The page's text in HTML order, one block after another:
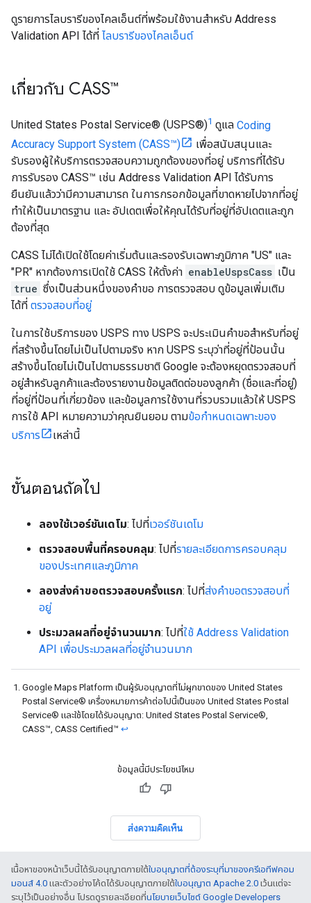
ดูรายการไลบรารีของไคลเอ็นต์ที่พร้อมใช้งานสำหรับ Address
Validation API ได้ที่ ไลบรารีของไคลเอ็นต์
เกี่ยวกับ CASS™
United States Postal Service® (USPS®)1 ดูแล Coding
Accuracy Support System (CASS™)
เพื่อสนับสนุนและ
รับรองผู้ให้บริการตรวจสอบความถูกต้องของที่อยู่ บริการที่ได้รับ
การรับรอง CASS™ เช่น Address Validation API ได้รับการ
ยืนยันแล้วว่ามีความสามารถ ในการกรอกข้อมูลที่ขาดหายไปจากที่อยู่
ทำให้เป็นมาตรฐาน และ อัปเดตเพื่อให้คุณได้รับที่อยู่ที่อัปเดตและถูก
ต้องที่สุด
CASS ไม่ได้เปิดใช้โดยค่าเริ่มต้นและรองรับเฉพาะภูมิภาค "US" และ
"PR" หากต้องการเปิดใช้ CASS ให้ตั้งค่า enableUspsCass เป็น
true ซึ่งเป็นส่วนหนึ่งของคำขอ การตรวจสอบ ดูข้อมูลเพิ่มเติม
ได้ที่ ตรวจสอบที่อยู่
ในการใช้บริการของ USPS ทาง USPS จะประเมินคำขอสำหรับที่อยู่
ที่สร้างขึ้นโดยไม่เป็นไปตามจริง หาก USPS ระบุว่าที่อยู่ที่ป้อนนั้น
สร้างขึ้นโดยไม่เป็นไปตามธรรมชาติ Google จะต้องหยุดตรวจสอบที่
อยู่สำหรับลูกค้าและต้องรายงานข้อมูลติดต่อของลูกค้า (ชื่อและที่อยู่)
ที่อยู่ที่ป้อนที่เกี่ยวข้อง และข้อมูลการใช้งานที่รวบรวมแล้วให้ USPS
การใช้ API หมายความว่าคุณยินยอม ตามข้อกำหนดเฉพาะของ
บริการ
เหล่านี้
ขั้นตอนถัดไป
ลองใช้เวอร์ชันเดโม: ไปที่เวอร์ชันเดโม
ตรวจสอบพื้นที่ครอบคลุม: ไปที่รายละเอียดการครอบคลุม
ของประเทศและภูมิภาค
ลองส่งคำขอตรวจสอบครั้งแรก: ไปที่ส่งคำขอตรวจสอบที่
อยู่
ประมวลผลที่อยู่จำนวนมาก: ไปที่ใช้ Address Validation
API เพื่อประมวลผลที่อยู่จำนวนมาก
Google Maps Platform เป็นผู้รับอนุญาตที่ไม่ผูกขาดของ United States
Postal Service® เครื่องหมายการค้าต่อไปนี้เป็นของ United States Postal
Service® และใช้โดยได้รับอนุญาต: United States Postal Service®,
CASS™, CASS Certified™ ↩
ข้อมูลนี้มีประโยชน์ไหม
ส่งความคิดเห็น
เนื้อหาของหน้าเว็บนี้ได้รับอนุญาตภายใต้ใบอนุญาตที่ต้องระบุที่มาของครีเอทีฟคอม
มอนส์ 4.0 และตัวอย่างโค้ดได้รับอนุญาตภายใต้ใบอนุญาต Apache 2.0 เว้นแต่จะ
ระบุไว้เป็นอย่างอื่น โปรดดูรายละเอียดที่นโยบายเว็บไซต์ Google Developers